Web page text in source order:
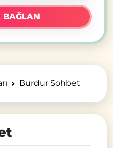
BAĞLAN
Burdur Sohbet